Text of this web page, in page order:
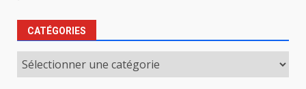
CATÉGORIES
Catégories